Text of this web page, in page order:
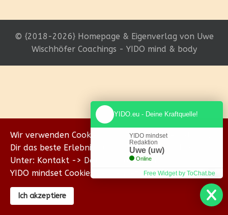
© {2018-2026} Homepage & Eigenverlag von Uwe
Wischhöfer Coachings - YIDO mind & body
Wir verwenden Cookies, um sicherzustellen, dass wir
Dir das beste Erlebnis auf unserer Website bieten.
Unter: Kontakt -> Datenschutz erklären wir Dir, wie
YIDO mindset Cookies verwendet.
Ich akzeptiere
YIDO.eu - Deine Kraftquelle!
YIDO mindset
Redaktion
Uwe (uw)
Online
Free Widget by ToChat.be